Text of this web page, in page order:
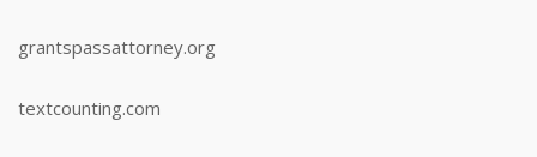
grantspassattorney.org
textcounting.com